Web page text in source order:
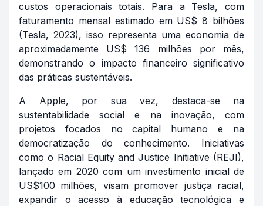
custos operacionais totais. Para a Tesla, com
faturamento mensal estimado em US$ 8 bilhões
(Tesla, 2023), isso representa uma economia de
aproximadamente US$ 136 milhões por mês,
demonstrando o impacto financeiro significativo
das práticas sustentáveis.
A Apple, por sua vez, destaca-se na
sustentabilidade social e na inovação, com
projetos focados no capital humano e na
democratização do conhecimento. Iniciativas
como o Racial Equity and Justice Initiative (REJI),
lançado em 2020 com um investimento inicial de
US$100 milhões, visam promover justiça racial,
expandir o acesso à educação tecnológica e